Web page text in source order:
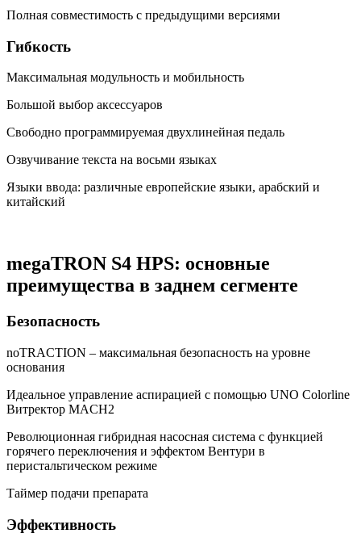
Полная совместимость с предыдущими версиями
Гибкость
Максимальная модульность и мобильность
Большой выбор аксессуаров
Свободно программируемая двухлинейная педаль
Озвучивание текста на восьми языках
Языки ввода: различные европейские языки, арабский и
китайский
megaTRON S4 HPS: основные
преимущества в заднем сегменте
Безопасность
noTRACTION – максимальная безопасность на уровне
основания
Идеальное управление аспирацией с помощью UNO Colorline
Витректор MACH2
Революционная гибридная насосная система с функцией
горячего переключения и эффектом Вентури в
перистальтическом режиме
Таймер подачи препарата
Эффективность